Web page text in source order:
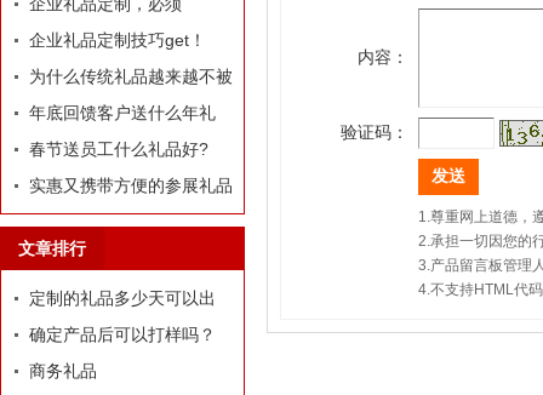
有“里”、有“面”
企业礼品定制技巧get！
为什么传统礼品越来越不被
选择了
年底回馈客户送什么年礼
好?
春节送员工什么礼品好?
实惠又携带方便的参展礼品
文章排行
定制的礼品多少天可以出
货？
确定产品后可以打样吗？
商务礼品
内容：
验证码：
1.尊重网上道德，
2.承担一切因您的
3.产品留言板管理
4.不支持HTML代